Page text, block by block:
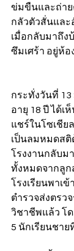
ข่มขืนและถ่าย
กลัวตัวสั่นและ
เมื่อกลับมาถึง
ซึมเศร้า อยู่ห้
กระทั่งวันที่
อายุ 18 ปี ได้
แชร์ในโซเชีย
เป็นลมหมดส
โรงงานกลับม
ทั้งหมดจากลูก
โรงเรียนพาเ
ตำรวจส่งตรว
วิชาชีพแล้ว โ
5 นักเรียนชาย